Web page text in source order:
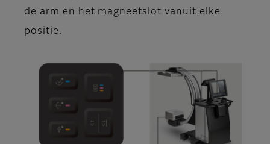
de arm en het magneetslot vanuit elke
positie.